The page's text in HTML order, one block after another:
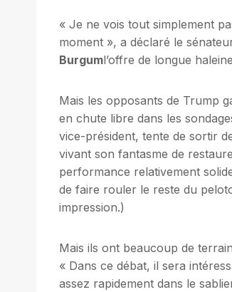
« Je ne vois tout simplement
moment », a déclaré le
Burguml’offre de longue
Mais les opposants de Trump
en chute libre dans les
vice-président, tente de sortir
vivant son fantasme de
performance relativement
de faire rouler le reste du
impression.)
Mais ils ont beaucoup de
« Dans ce débat, il sera
assez rapidement dans le